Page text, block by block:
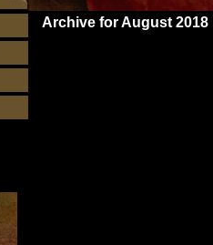
Archive for August 2018